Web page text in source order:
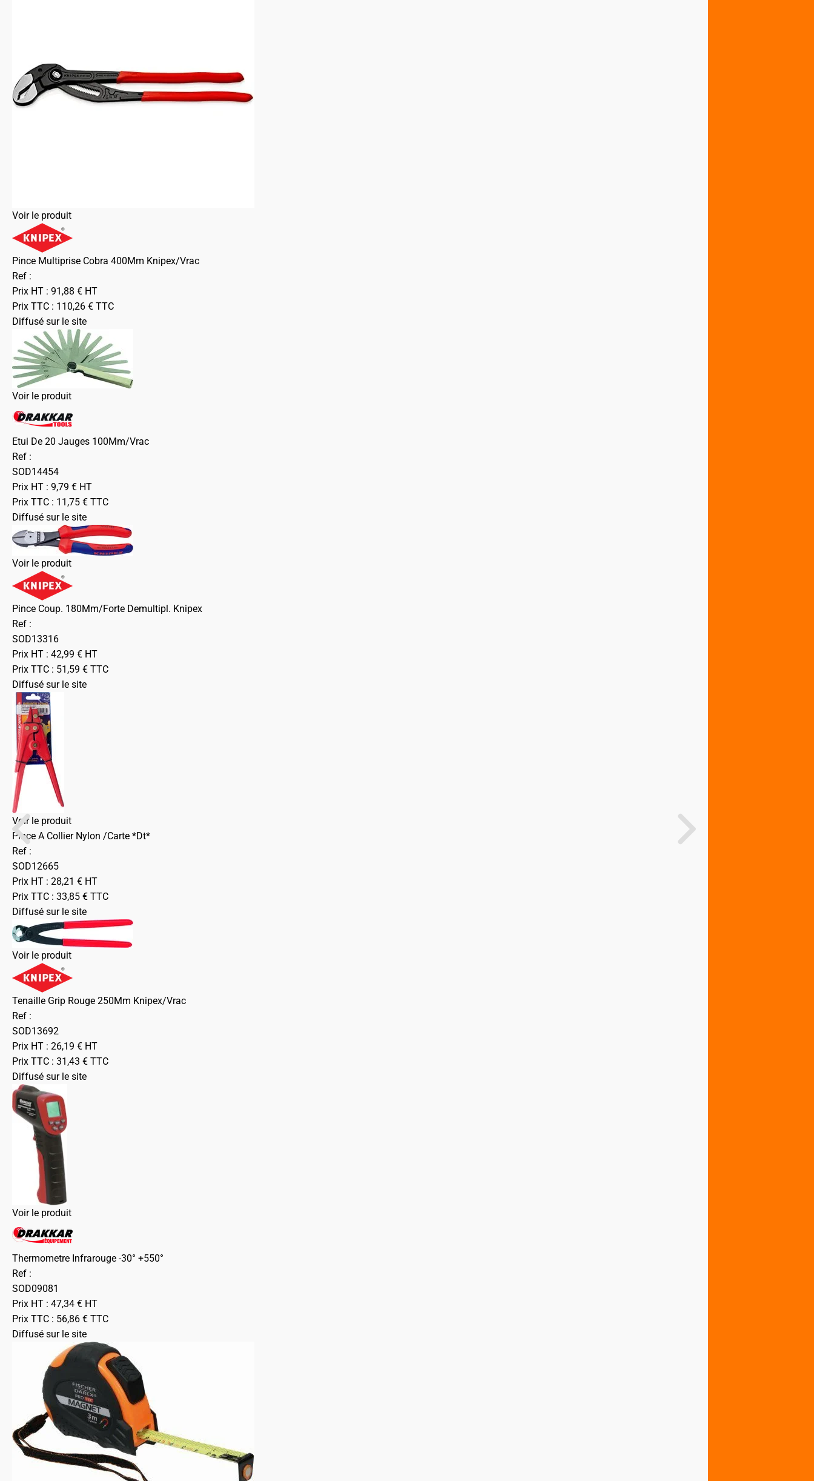
Voir le produit
Pince Multiprise Cobra 400Mm Knipex/Vrac
Ref :
Prix HT : 91,88 € HT
Prix TTC : 110,26 € TTC
Diffusé sur le site
Voir le produit
Etui De 20 Jauges 100Mm/Vrac
Ref :
SOD14454
Prix HT : 9,79 € HT
Prix TTC : 11,75 € TTC
Diffusé sur le site
Voir le produit
Pince Coup. 180Mm/Forte Demultipl. Knipex
Ref :
SOD13316
Prix HT : 42,99 € HT
Prix TTC : 51,59 € TTC
Diffusé sur le site
Voir le produit
Pince A Collier Nylon /Carte *Dt*
Ref :
SOD12665
Prix HT : 28,21 € HT
Prix TTC : 33,85 € TTC
Diffusé sur le site
Voir le produit
Tenaille Grip Rouge 250Mm Knipex/Vrac
Ref :
SOD13692
Prix HT : 26,19 € HT
Prix TTC : 31,43 € TTC
Diffusé sur le site
Voir le produit
Thermometre Infrarouge -30° +550°
Ref :
SOD09081
Prix HT : 47,34 € HT
Prix TTC : 56,86 € TTC
Diffusé sur le site